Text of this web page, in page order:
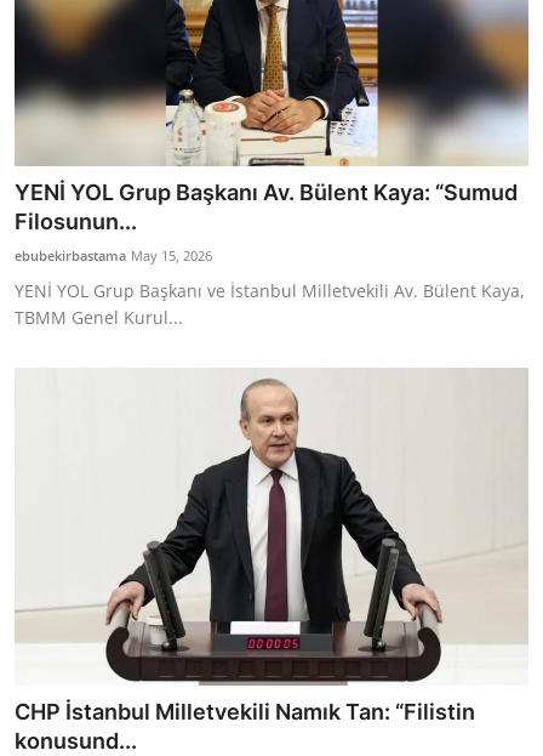
YENİ YOL Grup Başkanı Av. Bülent Kaya: “Sumud
Filosunun...
ebubekirbastama May 15, 2026
YENİ YOL Grup Başkanı ve İstanbul Milletvekili Av. Bülent Kaya,
TBMM Genel Kurul...
CHP İstanbul Milletvekili Namık Tan: “Filistin
konusund...